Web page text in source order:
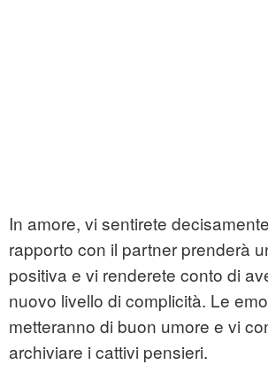
In amore, vi sentirete
rapporto con il partner prenderà
positiva e vi renderete conto di
nuovo livello di complicità. Le
metteranno di buon umore e vi
archiviare i cattivi pensieri.